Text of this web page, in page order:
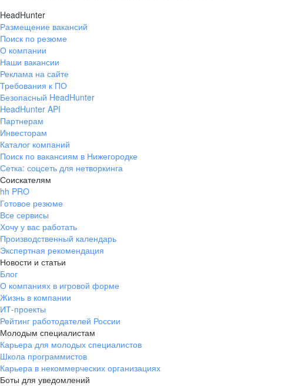
HeadHunter
Размещение вакансий
Поиск по резюме
О компании
Наши вакансии
Реклама на сайте
Требования к ПО
Безопасный HeadHunter
HeadHunter API
Партнерам
Инвесторам
Каталог компаний
Поиск по вакансиям в Нижегородке
Сетка: соцсеть для нетворкинга
Соискателям
hh PRO
Готовое резюме
Все сервисы
Хочу у вас работать
Производственный календарь
Экспертная рекомендация
Новости и статьи
Блог
О компаниях в игровой форме
Жизнь в компании
ИТ-проекты
Рейтинг работодателей России
Молодым специалистам
Карьера для молодых специалистов
Школа программистов
Карьера в некоммерческих организациях
Боты для уведомлений